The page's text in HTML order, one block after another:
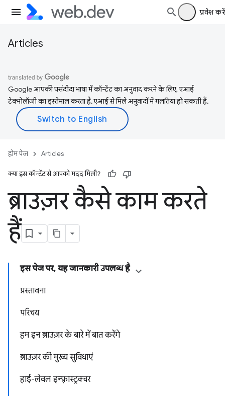
प्रवेश करें
Articles
Google आपकी पसंदीदा भाषा में कॉन्टेंट का अनुवाद करने के लिए, एआई
टेक्नोलॉजी का इस्तेमाल करता है. एआई से मिले अनुवादों में गलतियां हो सकती हैं.
होम पेज Articles
क्या इस कॉन्टेंट से आपको मदद मिली?
ब्राउज़र कैसे काम करते
हैं
इस पेज पर, यह जानकारी उपलब्ध है
प्रस्तावना
परिचय
हम इन ब्राउज़र के बारे में बात करेंगे
ब्राउज़र की मुख्य सुविधाएं
हाई-लेवल इन्फ़्रास्ट्रक्चर